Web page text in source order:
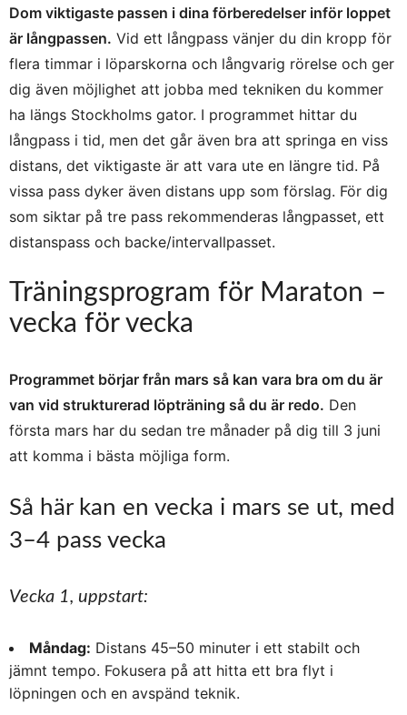
Dom viktigaste passen i dina förberedelser inför loppet
är långpassen. Vid ett långpass vänjer du din kropp för
flera timmar i löparskorna och långvarig rörelse och ger
dig även möjlighet att jobba med tekniken du kommer
ha längs Stockholms gator. I programmet hittar du
långpass i tid, men det går även bra att springa en viss
distans, det viktigaste är att vara ute en längre tid. På
vissa pass dyker även distans upp som förslag. För dig
som siktar på tre pass rekommenderas långpasset, ett
distanspass och backe/intervallpasset.
Träningsprogram för Maraton –
vecka för vecka
Programmet börjar från mars så kan vara bra om du är
van vid strukturerad löpträning så du är redo. Den
första mars har du sedan tre månader på dig till 3 juni
att komma i bästa möjliga form.
Så här kan en vecka i mars se ut, med
3–4 pass vecka
Vecka 1, uppstart:
Måndag: Distans 45–50 minuter i ett stabilt och
jämnt tempo. Fokusera på att hitta ett bra flyt i
löpningen och en avspänd teknik.